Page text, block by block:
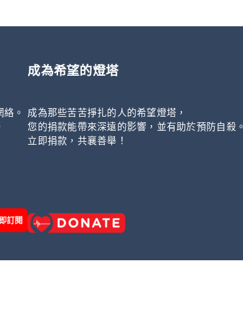
。
訂閱
成為希望的燈塔
成為那些苦苦掙扎的人的希望燈塔，
您的捐款能帶來深遠的影響，並有助於預防自殺。
立即捐款，共襄善舉！